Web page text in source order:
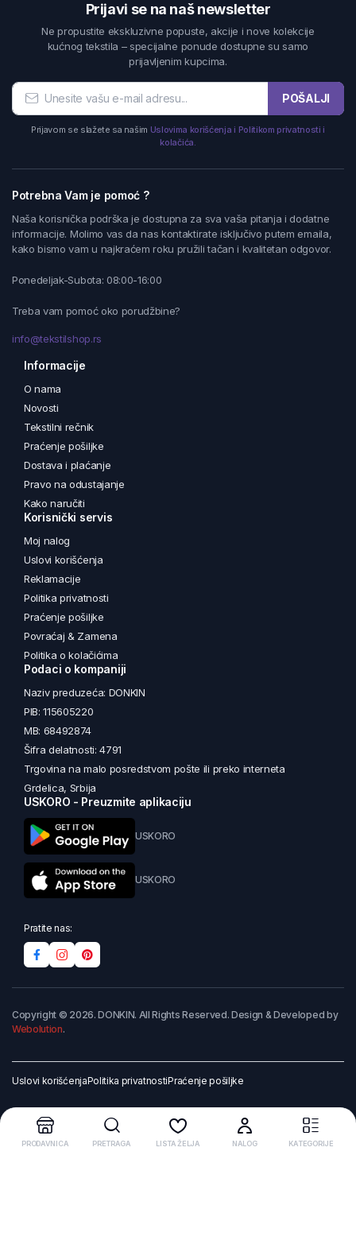
Prijavi se na naš newsletter
Ne propustite ekskluzivne popuste, akcije i nove kolekcije
kućnog tekstila – specijalne ponude dostupne su samo
prijavljenim kupcima.
POŠALJI
Prijavom se slažete sa našim Uslovima korišćenja i Politikom privatnosti i
kolačića.
Potrebna Vam je pomoć ?
Naša korisnička podrška je dostupna za sva vaša pitanja i dodatne
informacije. Molimo vas da nas kontaktirate isključivo putem emaila,
kako bismo vam u najkraćem roku pružili tačan i kvalitetan odgovor.
Ponedeljak-Subota: 08:00-16:00
Treba vam pomoć oko porudžbine?
info@tekstilshop.rs
Informacije
O nama
Novosti
Tekstilni rečnik
Praćenje pošiljke
Dostava i plaćanje
Pravo na odustajanje
Kako naručiti
Korisnički servis
Moj nalog
Uslovi korišćenja
Reklamacije
Politika privatnosti
Praćenje pošiljke
Povraćaj & Zamena
Politika o kolačićima
Podaci o kompaniji
Naziv preduzeća: DONKIN
PIB: 115605220
MB: 68492874
Šifra delatnosti: 4791
Trgovina na malo posredstvom pošte ili preko interneta
Grdelica, Srbija
USKORO - Preuzmite aplikaciju
USKORO
USKORO
Pratite nas:
Copyright © 2026. DONKIN. All Rights Reserved. Design & Developed by
Webolution.
Uslovi korišćenjaPolitika privatnostiPraćenje pošiljke
PRODAVNICA PRETRAGA LISTA ŽELJA NALOG KATEGORIJE